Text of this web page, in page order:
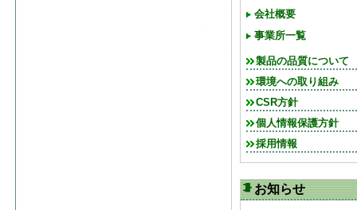
会社概要
事業所一覧
製品の品質について
環境への取り組み
CSR方針
個人情報保護方針
採用情報
お知らせ